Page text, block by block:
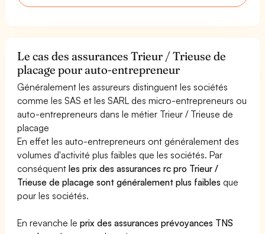
Le cas des assurances Trieur / Trieuse de
placage pour auto-entrepreneur
Généralement les assureurs distinguent les sociétés
comme les SAS et les SARL des micro-entrepreneurs ou
auto-entrepreneurs dans le métier Trieur / Trieuse de
placage
En effet les auto-entrepreneurs ont généralement des
volumes d'activité plus faibles que les sociétés. Par
conséquentles prix des assurances rc pro Trieur /
Trieuse de placage sont généralement plus faibles que
pour les sociétés.
En revanche leprix des assurances prévoyances TNS